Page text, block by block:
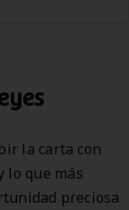
la carta con
lo que más
preciosa